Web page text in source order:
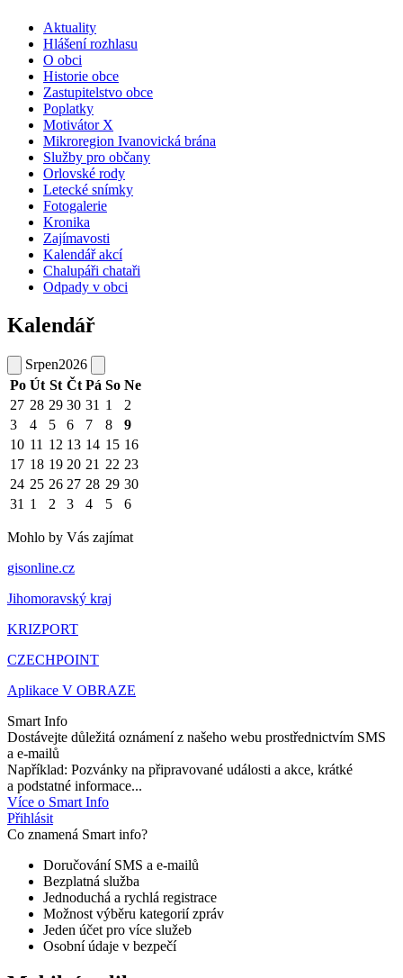
Aktuality
Hlášení rozhlasu
O obci
Historie obce
Zastupitelstvo obce
Poplatky
Motivátor X
Mikroregion Ivanovická brána
Služby pro občany
Orlovské rody
Letecké snímky
Fotogalerie
Kronika
Zajímavosti
Kalendář akcí
Chalupáři chataři
Odpady v obci
Kalendář
Srpen2026
Po Út St Čt Pá So Ne
27 28 29 30 31 1
2
3
4 5 6 7 8
9
10 11 12 13 14 15 16
17 18 19 20 21 22 23
24 25 26 27 28 29 30
31 1 2 3 4 5 6
Mohlo by Vás zajímat
gisonline.cz
Jihomoravský kraj
KRIZPORT
CZECHPOINT
Aplikace V OBRAZE
Smart Info
Dostávejte důležitá oznámení z našeho webu prostřednictvím SMS
a e-mailů
Například: Pozvánky na připravované události a akce, krátké
a podstatné informace...
Více o Smart Info
Přihlásit
Co znamená Smart info?
Doručování SMS a e-mailů
Bezplatná služba
Jednoduchá a rychlá registrace
Možnost výběru kategorií zpráv
Jeden účet pro více služeb
Osobní údaje v bezpečí